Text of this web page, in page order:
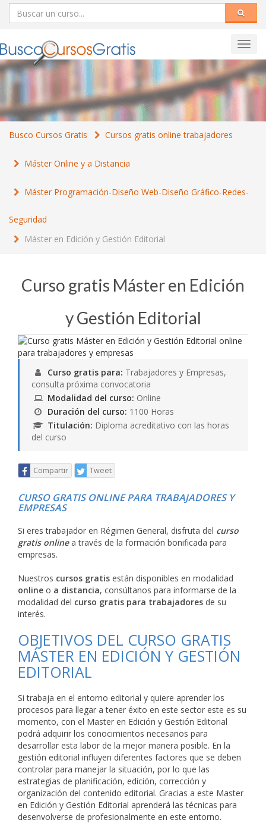
Busco Cursos Gratis Cursos gratis online trabajadores
Máster Online y a Distancia
Máster Programación-Diseño Web-Diseño Gráfico-Redes-
Seguridad
Máster en Edición y Gestión Editorial
Curso gratis Máster en Edición
y Gestión Editorial
Curso gratis para: Trabajadores y Empresas,
consulta próxima convocatoria
Modalidad del curso: Online
Duración del curso: 1100 Horas
Titulación: Diploma acreditativo con las horas
del curso
Compartir Tweet
CURSO GRATIS ONLINE PARA TRABAJADORES Y
EMPRESAS
Si eres trabajador en Régimen General, disfruta del curso
gratis onlinea través de la formación bonificada para
empresas.
Nuestros cursos gratis están disponibles en modalidad
online o a distancia, consúltanos para informarse de la
modalidad del curso gratis para trabajadores de su
interés.
OBJETIVOS DEL CURSO GRATIS
MÁSTER EN EDICIÓN Y GESTIÓN
EDITORIAL
Si trabaja en el entorno editorial y quiere aprender los
procesos para llegar a tener éxito en este sector este es su
momento, con el Master en Edición y Gestión Editorial
podrá adquirir los conocimientos necesarios para
desarrollar esta labor de la mejor manera posible. En la
gestión editorial influyen diferentes factores que se deben
controlar para manejar la situación, por lo que las
estrategias de planificación, edición, corrección y
organización del contenido editorial. Gracias a este Master
en Edición y Gestión Editorial aprenderá las técnicas para
desenvolverse de profesionalmente en este entorno.